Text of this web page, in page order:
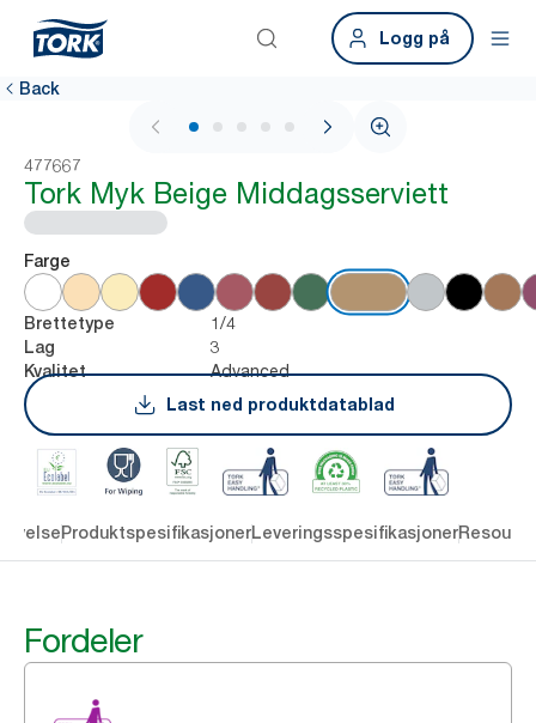
Logg på
Back
1 / 6
477667
Tork Myk Beige Middagsserviett
Farge
Brettetype 1/4
Lag 3
Kvalitet
Advanced
Last ned produktdatablad
ProduktspesifikasjonerLeveringsspesifikasjoner
Fordeler